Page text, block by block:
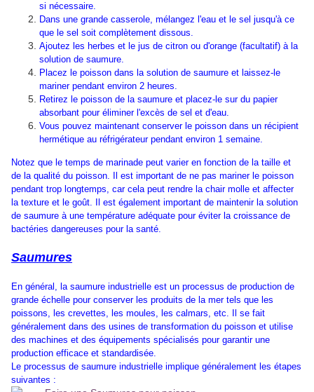
si nécessaire.
Dans une grande casserole, mélangez l'eau et le sel jusqu'à ce
que le sel soit complètement dissous.
Ajoutez les herbes et le jus de citron ou d'orange (facultatif) à la
solution de saumure.
Placez le poisson dans la solution de saumure et laissez-le
mariner pendant environ 2 heures.
Retirez le poisson de la saumure et placez-le sur du papier
absorbant pour éliminer l'excès de sel et d'eau.
Vous pouvez maintenant conserver le poisson dans un récipient
hermétique au réfrigérateur pendant environ 1 semaine.
Notez que le temps de marinade peut varier en fonction de la taille et
de la qualité du poisson. Il est important de ne pas mariner le poisson
pendant trop longtemps, car cela peut rendre la chair molle et affecter
la texture et le goût. Il est également important de maintenir la solution
de saumure à une température adéquate pour éviter la croissance de
bactéries dangereuses pour la santé.
Saumures
En général, la saumure industrielle est un processus de production de
grande échelle pour conserver les produits de la mer tels que les
poissons, les crevettes, les moules, les calmars, etc. Il se fait
généralement dans des usines de transformation du poisson et utilise
des machines et des équipements spécialisés pour garantir une
production efficace et standardisée.
Le processus de saumure industrielle implique généralement les étapes
suivantes :